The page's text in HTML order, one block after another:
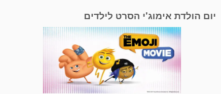
יום הולדת אימוג'י הסרט לילדים